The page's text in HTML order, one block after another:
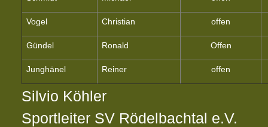
Vogel Christian offen
Gündel Ronald Offen
Junghänel Reiner offen
Silvio Köhler
Sportleiter SV Rödelbachtal e.V.